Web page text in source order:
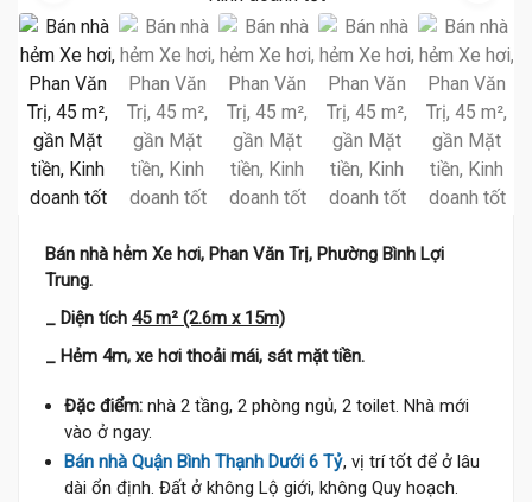
Bán nhà hẻm Xe hơi, Phan Văn Trị, Phường Bình Lợi
Trung.
_ Diện tích 45 m² (2.6m x 15m)
_ Hẻm 4m, xe hơi thoải mái, sát mặt tiền.
Đặc điểm: nhà 2 tầng, 2 phòng ngủ, 2 toilet. Nhà mới
vào ở ngay.
Bán nhà Quận Bình Thạnh Dưới 6 Tỷ, vị trí tốt để ở lâu
dài ổn định. Đất ở không Lộ giới, không Quy hoạch.